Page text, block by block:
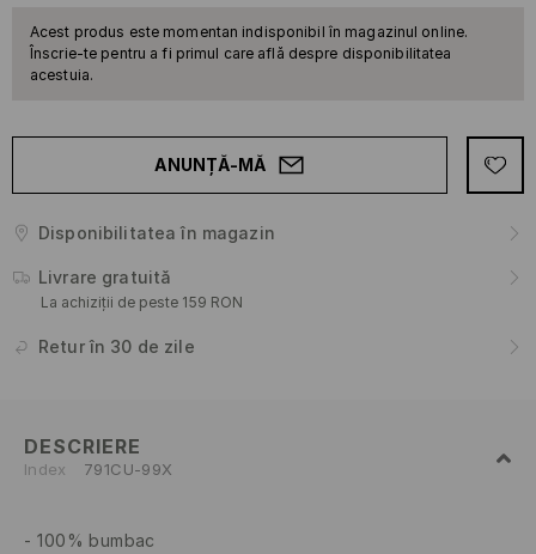
Acest produs este momentan indisponibil în magazinul online.
Înscrie-te pentru a fi primul care află despre disponibilitatea
acestuia.
ANUNȚĂ-MĂ
Disponibilitatea în magazin
Livrare gratuită
La achiziții de peste 159 RON
Retur în 30 de zile
DESCRIERE
Index 791CU-99X
100% bumbac